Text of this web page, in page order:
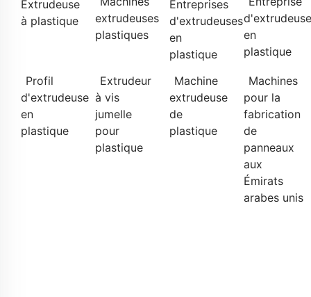
Extrudeuse
à plastique
extrudeuses
plastiques
Entreprises
d'extrudeuses
en
plastique
d'extrudeuse
en
plastique
Profil
d'extrudeuse
en
plastique
Extrudeur
à vis
jumelle
pour
plastique
Machine
extrudeuse
de
plastique
Machines
pour la
fabrication
de
panneaux
aux
Émirats
arabes unis